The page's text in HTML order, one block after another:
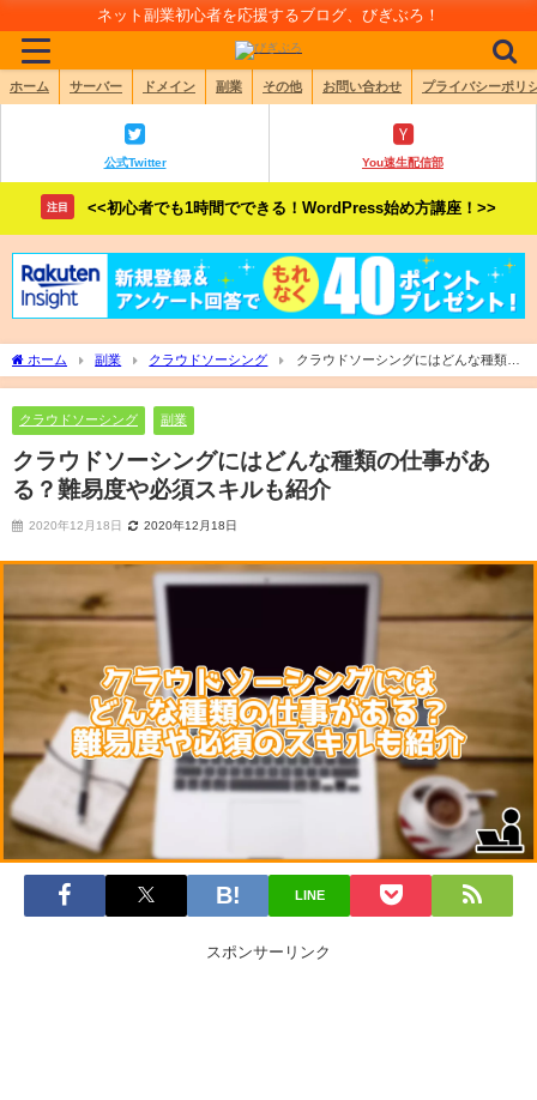
ネット副業初心者を応援するブログ、びぎぶろ！
ホーム サーバー ドメイン 副業 その他 お問い合わせ プライバシーポリ
公式Twitter You速生配信部
注目 <<初心者でも1時間でできる！WordPress始め方講座！>>
ホーム 副業 クラウドソーシング
クラウドソーシングにはどんな種類の
仕事がある？難易度や必須スキルも紹介
クラウドソーシング 副業
クラウドソーシングにはどんな種類の仕事があ
る？難易度や必須スキルも紹介
2020年12月18日 2020年12月18日
LINE
スポンサーリンク